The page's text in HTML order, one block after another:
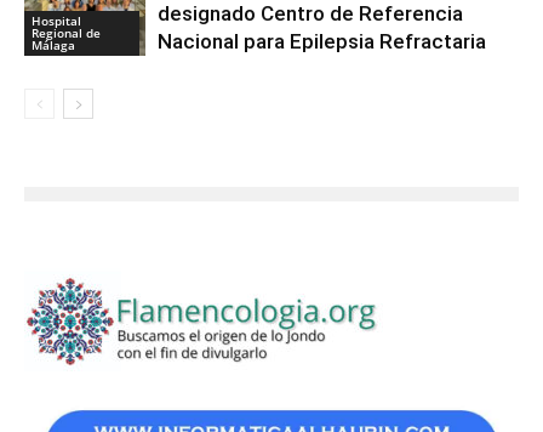
Hospital
Regional de
Málaga
designado Centro de Referencia
Nacional para Epilepsia Refractaria